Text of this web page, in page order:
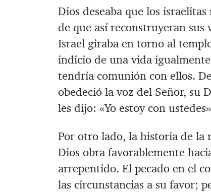
Dios deseaba que los
de que así reconstruyeran sus
Israel giraba en torno al
indicio de una vida
tendría comunión con ellos.
obedeció la voz del Señor, su
les dijo: «Yo estoy con
Por otro lado, la historia de la
Dios obra favorablemente
arrepentido. El pecado en el
las circunstancias a su favor;